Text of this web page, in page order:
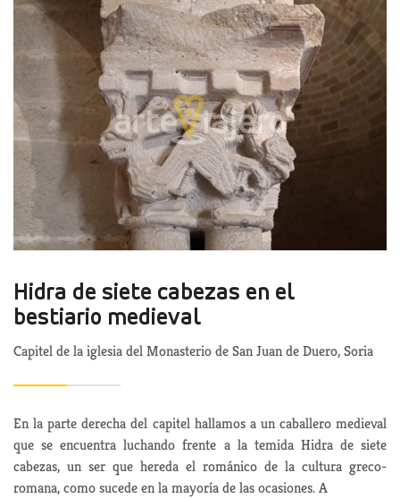
Hidra de siete cabezas en el
bestiario medieval
Capitel de la iglesia del Monasterio de San Juan de Duero, Soria
En la parte derecha del capitel hallamos a un caballero medieval
que se encuentra luchando frente a la temida Hidra de siete
cabezas, un ser que hereda el románico de la cultura greco-
romana, como sucede en la mayoría de las ocasiones. A